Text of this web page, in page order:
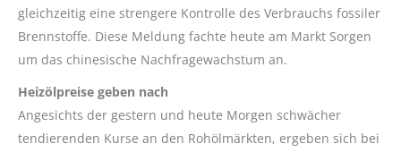
gleichzeitig eine strengere Kontrolle des Verbrauchs fossiler
Brennstoffe. Diese Meldung fachte heute am Markt Sorgen
um das chinesische Nachfragewachstum an.
Heizölpreise geben nach
Angesichts der gestern und heute Morgen schwächer
tendierenden Kurse an den Rohölmärkten, ergeben sich bei